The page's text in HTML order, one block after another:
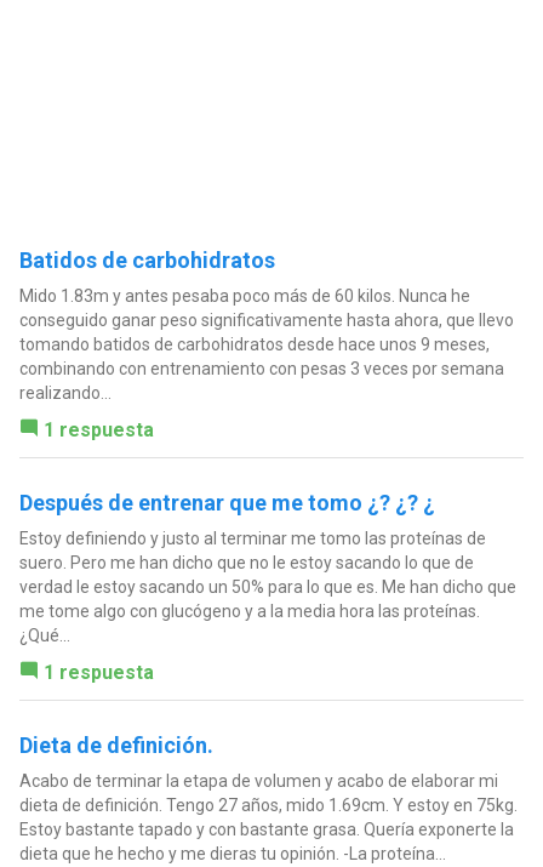
Batidos de carbohidratos
Mido 1.83m y antes pesaba poco más de 60 kilos. Nunca he
conseguido ganar peso significativamente hasta ahora, que llevo
tomando batidos de carbohidratos desde hace unos 9 meses,
combinando con entrenamiento con pesas 3 veces por semana
realizando...
1 respuesta
Después de entrenar que me tomo ¿? ¿? ¿
Estoy definiendo y justo al terminar me tomo las proteínas de
suero. Pero me han dicho que no le estoy sacando lo que de
verdad le estoy sacando un 50% para lo que es. Me han dicho que
me tome algo con glucógeno y a la media hora las proteínas.
¿Qué...
1 respuesta
Dieta de definición.
Acabo de terminar la etapa de volumen y acabo de elaborar mi
dieta de definición. Tengo 27 años, mido 1.69cm. Y estoy en 75kg.
Estoy bastante tapado y con bastante grasa. Quería exponerte la
dieta que he hecho y me dieras tu opinión. -La proteína...